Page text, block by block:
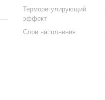
Терморегулирующий
эффект
Слои наполнения